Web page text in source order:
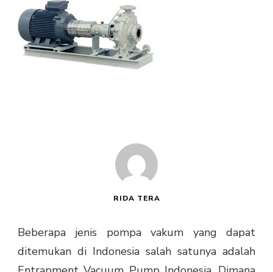
RIDA TERA
Beberapa jenis pompa vakum yang dapat
ditemukan di Indonesia salah satunya adalah